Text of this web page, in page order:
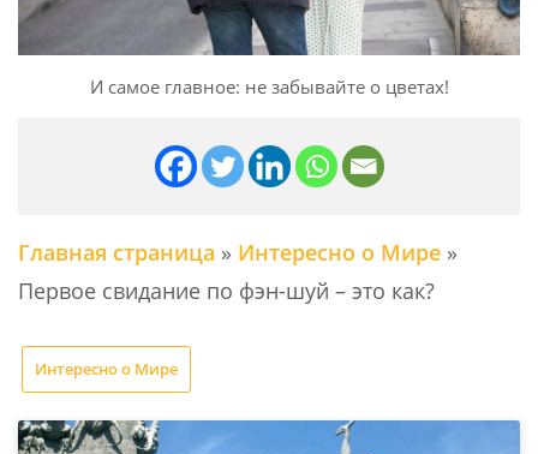
И самое главное: не забывайте о цветах!
Главная страница » Интересно о Мире »
Первое свидание по фэн-шуй – это как?
Интересно о Мире